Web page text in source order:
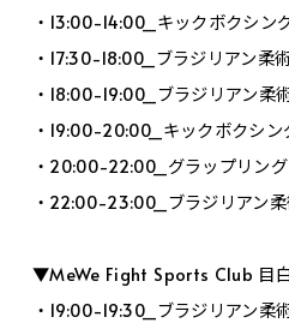
・13:00-14:00_キックボクシン
・17:30-18:00_ブラジリアン柔
・18:00-19:00_ブラジリアン柔
・19:00-20:00_キックボクシ
・20:00-22:00_グラップリング
・22:00-23:00_ブラジリアン
▼MeWe Fight Sports Club 目
・19:00-19:30_ブラジリアン柔